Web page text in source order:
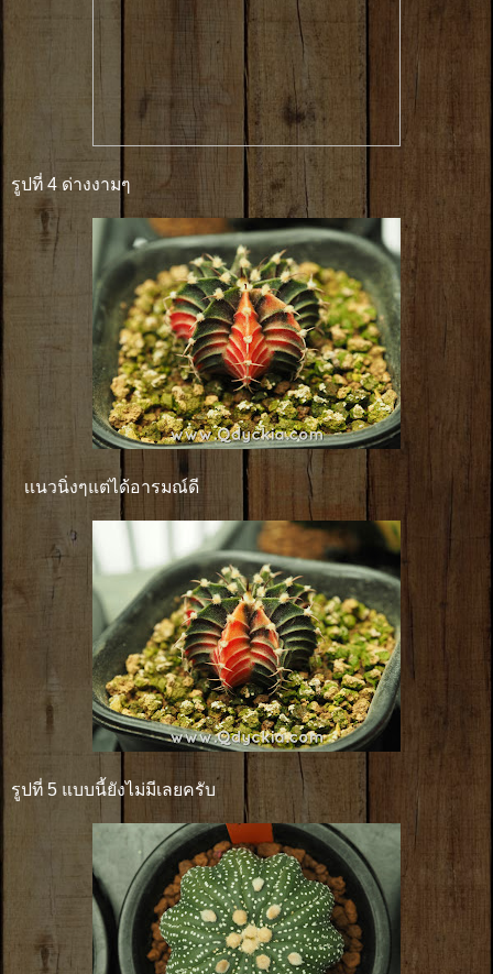
รูปที่ 4 ด่างงามๆ
เเนวนิ่งๆแต่ได้อารมณ์ดี
รูปที่ 5 แบบนี้ยังไม่มีเลยครับ